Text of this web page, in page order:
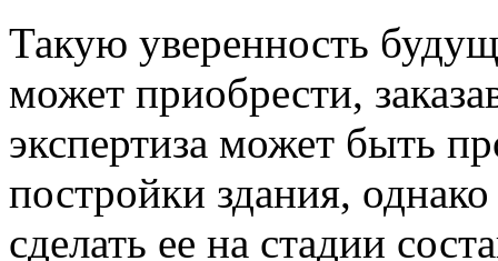
Такую уверенность
может приобрести,
экспертиза может быть
постройки здания,
сделать ее на стадии